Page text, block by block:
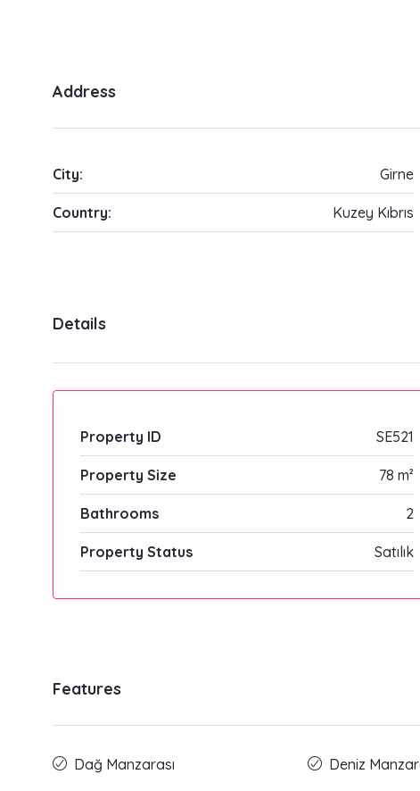
Address
City: Girne
Country: Kuzey Kıbrıs
Details
Property ID SE521
Property Size 78 m²
Bathrooms 2
Property Status Satılık
Features
Dağ Manzarası Deniz